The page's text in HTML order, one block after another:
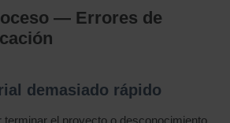
— Errores de
demasiado rápido
terminar el proyecto o desconocimiento